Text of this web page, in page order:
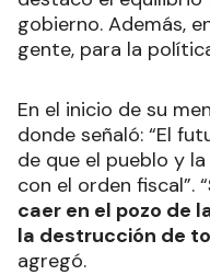
gobierno. Además,
gente, para la
En el inicio de su
donde señaló: “El
de que el pueblo y
con el orden fiscal”. “
caer en el pozo de
la destrucción de
agregó.